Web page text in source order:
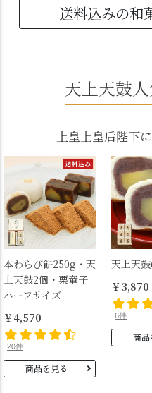
送料込みの和
天上天鼓
上皇上皇后陛下
本わらび餅250g・天
上天鼓2個・栗童子
ハーフサイズ
￥4,570
20件
商品を見る
天上天
￥3,870
6件
商品